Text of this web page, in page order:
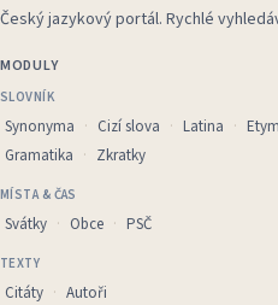
Český jazykový portál. Rychlé
MODULY
SLOVNÍK
Synonyma Cizí slova Latina
Gramatika
Zkratky
MÍSTA & ČAS
Svátky Obce PSČ
TEXTY
Citáty Autoři